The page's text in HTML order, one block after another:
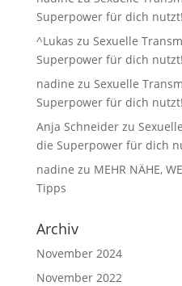
Superpower für dich nutzt!
^Lukas zu Sexuelle
Superpower für dich nutzt!
nadine zu Sexuelle
Superpower für dich nutzt!
Anja Schneiderzu
die Superpower für dich
nadine zu MEHR NÄHE,
Tipps
Archiv
November 2024
November 2022